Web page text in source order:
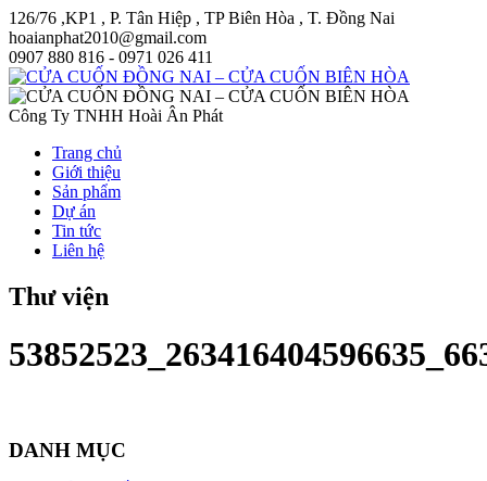
126/76 ,KP1 , P. Tân Hiệp , TP Biên Hòa , T. Đồng Nai
hoaianphat2010@gmail.com
0907 880 816 - 0971 026 411
Công Ty TNHH Hoài Ân Phát
Trang chủ
Giới thiệu
Sản phẩm
Dự án
Tin tức
Liên hệ
Thư viện
DANH MỤC